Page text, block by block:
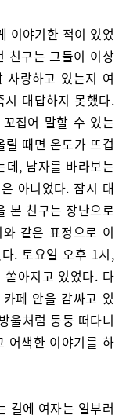
이야기한 적이 있었
친구는 그들이 이상
사랑하고 있는지 여
대답하지 못했다.
집어 말할 수 있는
때면 온도가 뜨겁
데, 남자를 바라보는
아니었다. 잠시 대
본 친구는 장난으로
같은 표정으로 이
. 토요일 오후 1시,
아지고 있었다. 다
페 안을 감싸고 있
울처럼 둥둥 떠다니
어색한 이야기를 하
길에 여자는 일부러